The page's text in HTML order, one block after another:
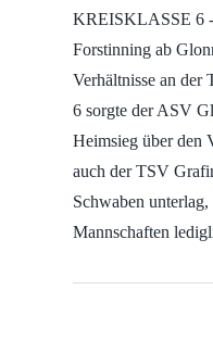
KREISKLASSE 6
Forstinning ab
Verhältnisse an der
6 sorgte der ASV
Heimsieg über den
auch der TSV
Schwaben unterlag,
Mannschaften